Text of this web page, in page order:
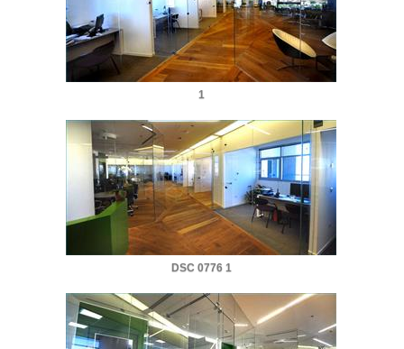
1
DSC 0776 1